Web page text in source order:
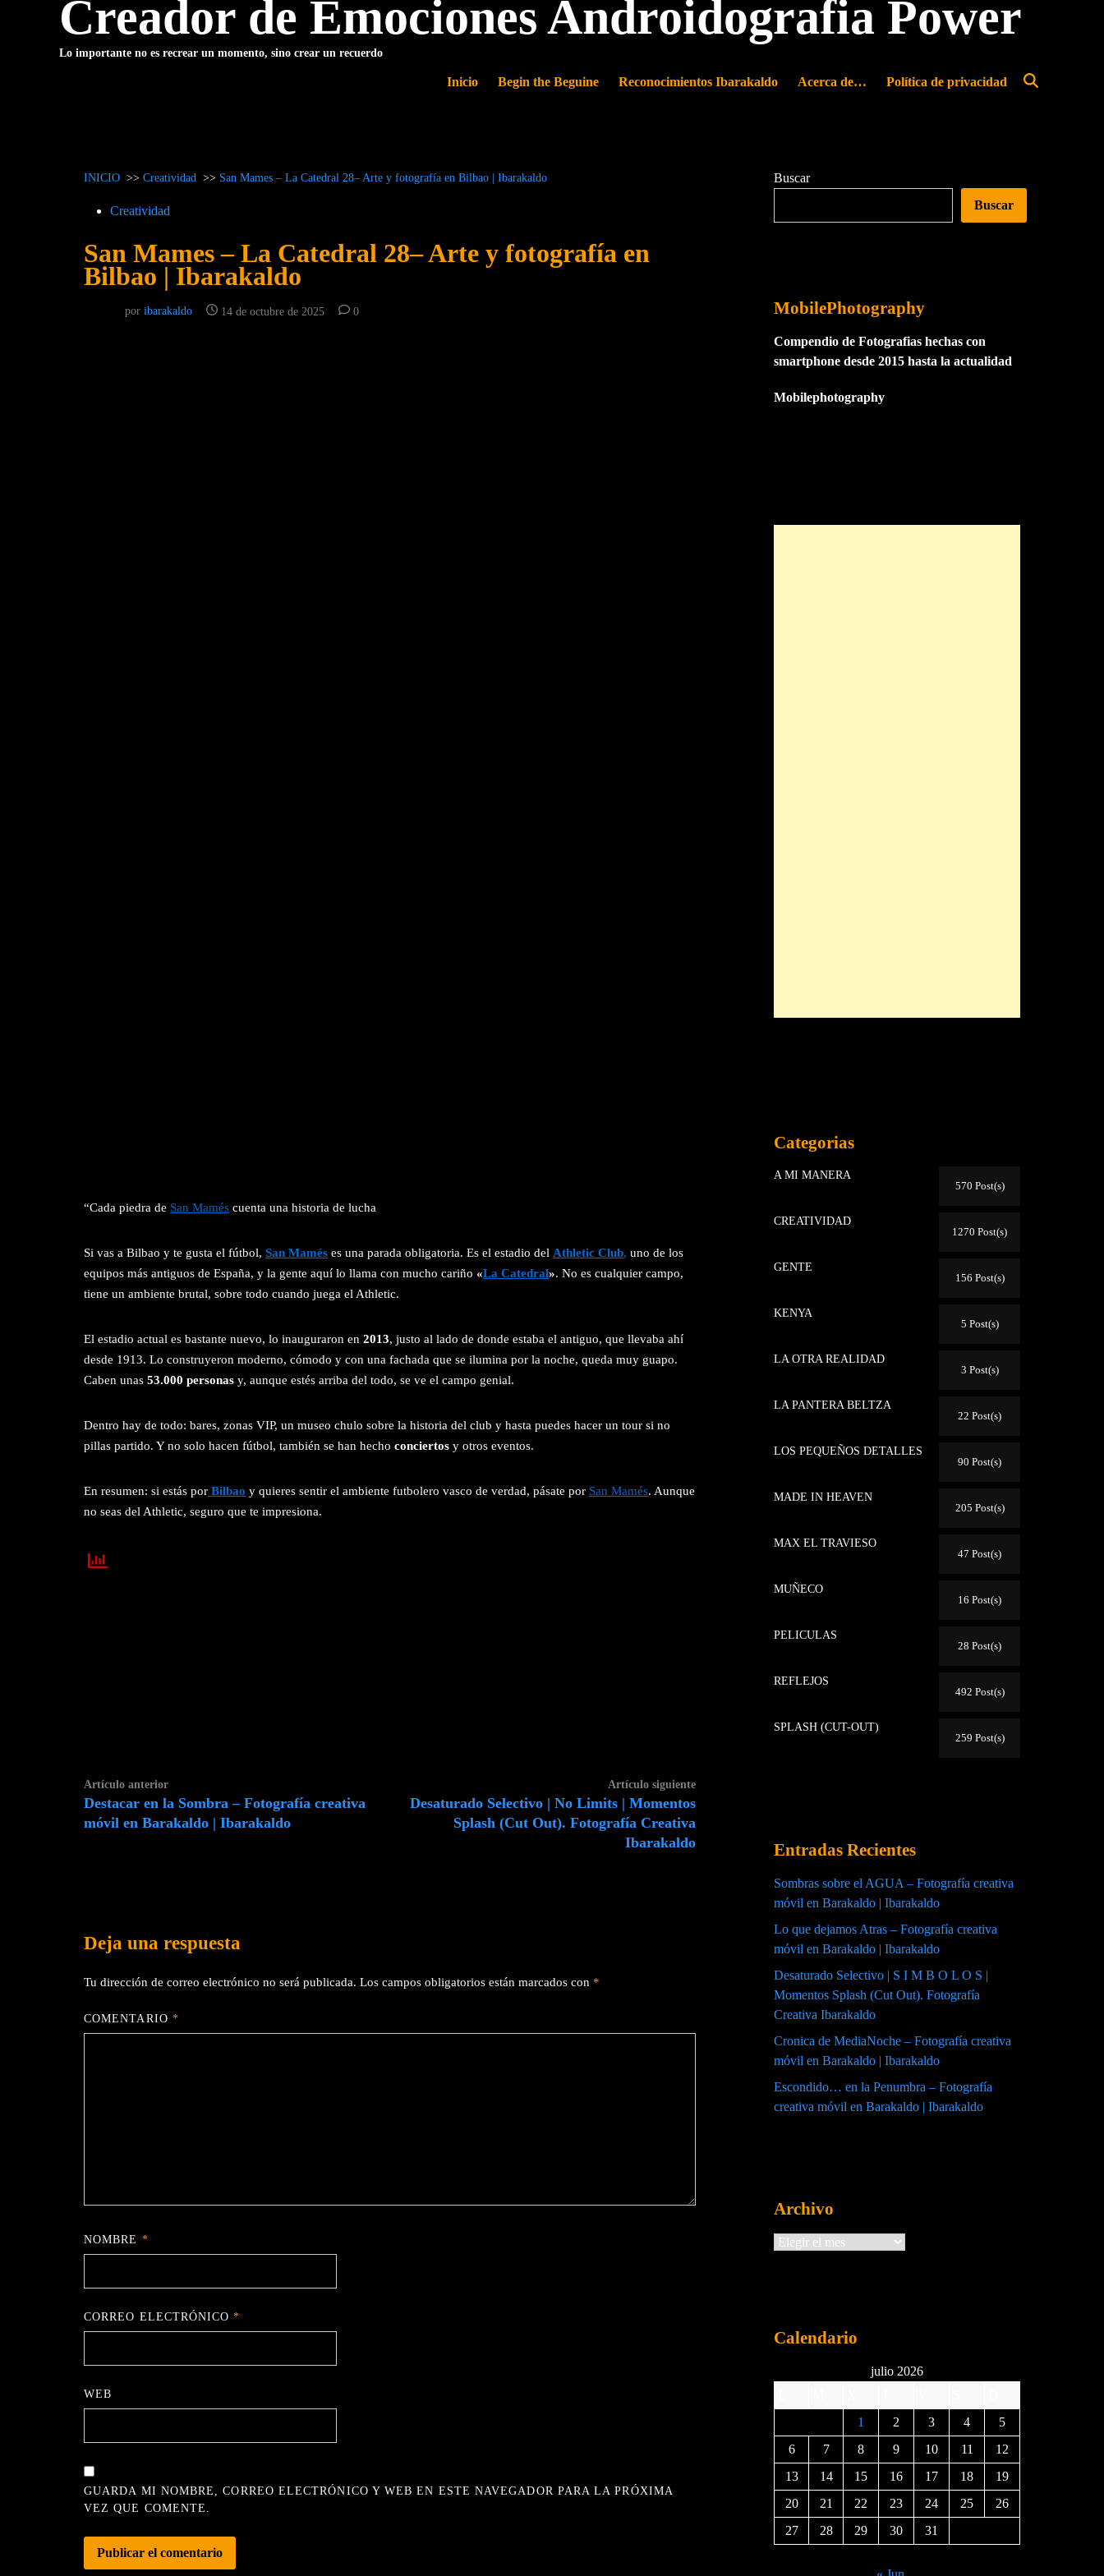
Creador de Emociones Androidografia Power
Lo importante no es recrear un momento, sino crear un recuerdo
Inicio Begin the Beguine Reconocimientos Ibarakaldo Acerca de… Política de privacidad
Abrir
INICIO >> Creatividad >> San Mames – La Catedral 28– Arte y fotografía en Bilbao | Ibarakaldo
Publicado
Creatividad
San Mames – La Catedral 28– Arte y fotografía en
Bilbao | Ibarakaldo
por ibarakaldo 14 de octubre de 2025 0
“Cada piedra de San Mamés cuenta una historia de lucha
Si vas a Bilbao y te gusta el fútbol, San Mamés es una parada obligatoria. Es el estadio del Athletic Club, uno de los
equipos más antiguos de España, y la gente aquí lo llama con mucho cariño «La Catedral». No es cualquier campo,
tiene un ambiente brutal, sobre todo cuando juega el Athletic.
El estadio actual es bastante nuevo, lo inauguraron en 2013, justo al lado de donde estaba el antiguo, que llevaba ahí
desde 1913. Lo construyeron moderno, cómodo y con una fachada que se ilumina por la noche, queda muy guapo.
Caben unas 53.000 personas y, aunque estés arriba del todo, se ve el campo genial.
Dentro hay de todo: bares, zonas VIP, un museo chulo sobre la historia del club y hasta puedes hacer un tour si no
pillas partido. Y no solo hacen fútbol, también se han hecho conciertos y otros eventos.
En resumen: si estás por Bilbao y quieres sentir el ambiente futbolero vasco de verdad, pásate por San Mamés. Aunque
no seas del Athletic, seguro que te impresiona.
Navegación
de
entradas
Artículo anteriorArtículo
anterior:
Destacar en la Sombra – Fotografía creativa
móvil en Barakaldo | Ibarakaldo
Artículo siguienteArtículo
siguiente:
Desaturado Selectivo | No Limits | Momentos
Splash (Cut Out). Fotografía Creativa
Ibarakaldo
Deja una respuesta
Tu dirección de correo electrónico no será publicada. Los campos obligatorios están marcados con *
COMENTARIO *
NOMBRE *
CORREO ELECTRÓNICO*
WEB
GUARDA MI NOMBRE, CORREO ELECTRÓNICO Y WEB EN ESTE NAVEGADOR PARA LA PRÓXIMA
VEZ QUE COMENTE.
Buscar
Buscar
MobilePhotography
Compendio de Fotografias hechas con
smartphone desde 2015 hasta la actualidad
Mobilephotography
Categorias
A MI MANERA
570 Post(s)
CREATIVIDAD
1270 Post(s)
GENTE
156 Post(s)
KENYA
5 Post(s)
LA OTRA REALIDAD
3 Post(s)
LA PANTERA BELTZA
22 Post(s)
LOS PEQUEÑOS DETALLES
90 Post(s)
MADE IN HEAVEN
205 Post(s)
MAX EL TRAVIESO
47 Post(s)
MUÑECO
16 Post(s)
PELICULAS
28 Post(s)
REFLEJOS
492 Post(s)
SPLASH (CUT-OUT)
259 Post(s)
Entradas Recientes
Sombras sobre el AGUA – Fotografía creativa
móvil en Barakaldo | Ibarakaldo
Lo que dejamos Atras – Fotografía creativa
móvil en Barakaldo | Ibarakaldo
Desaturado Selectivo | S I M B O L O S |
Momentos Splash (Cut Out). Fotografía
Creativa Ibarakaldo
Cronica de MediaNoche – Fotografía creativa
móvil en Barakaldo | Ibarakaldo
Escondido… en la Penumbra – Fotografía
creativa móvil en Barakaldo | Ibarakaldo
Archivo
Archivos
Calendario
julio 2026
1
2 3 4
5
6
7 8 9 10 11
12
13
14 15 16 17 18
19
20
21 22 23 24 25
26
27
28 29 30 31